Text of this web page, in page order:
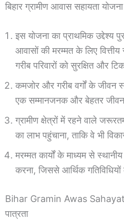
बिहार ग्रामीण आवास सहायता
इस योजना का प्राथमिक उद्देश्य
आवासों की मरम्मत के लिए
गरीब परिवारों को सुरक्षित और
कमजोर और गरीब वर्गों के जीवन
एक सम्मानजनक और बेहतर
ग्रामीण क्षेत्रों में रहने वाले
का लाभ पहुंचाना, ताकि वे भी
मरम्मत कार्यों के माध्यम से
करना, जिससे आर्थिक गतिविधियों
Bihar Gramin Awas
पात्रता